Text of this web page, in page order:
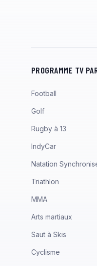
PROGRAMME TV
Football
Golf
Rugby à 13
IndyCar
Natation
Triathlon
MMA
Arts martiaux
Saut à Skis
Cyclisme